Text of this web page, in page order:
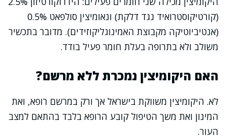
(קורטיקוסטרואיד נגד דלקת) ונאומיצין סולפאט 0.5%
(אנטיביוטיקה מקבוצת האמינוגליקוזידים). מדובר בתכשיר
משולב ולא בתרופה בעלת חומר פעיל בודד.
האם היקומיצין נמכרת ללא מרשם?
לא. היקומיצין משווקת בישראל אך ורק במרשם רופא, ואת
המינון ואת משך הטיפול קובע הרופא בלבד בהתאם למצב
העור.